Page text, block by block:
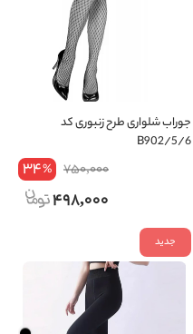
جوراب شلواری طرح زنبوری کد
B902/5/6
750,000
34%
498,000
جدید